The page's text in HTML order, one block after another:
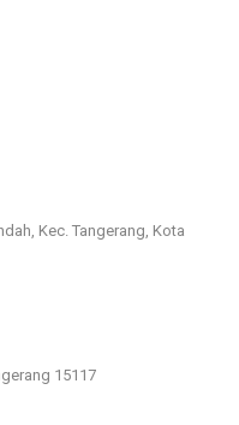
Kec. Tangerang, Kota
15117